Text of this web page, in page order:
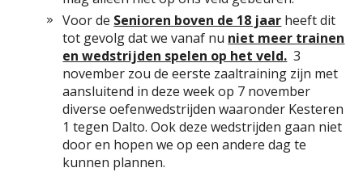
Voor de Senioren boven de 18 jaar heeft dit
tot gevolg dat we vanaf nu niet meer trainen
en wedstrijden spelen op het veld. 3
november zou de eerste zaaltraining zijn met
aansluitend in deze week op 7 november
diverse oefenwedstrijden waaronder Kesteren
1 tegen Dalto. Ook deze wedstrijden gaan niet
door en hopen we op een andere dag te
kunnen plannen.